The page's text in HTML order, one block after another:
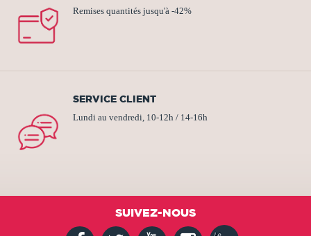
Remises quantités jusqu'à -42%
SERVICE CLIENT
Lundi au vendredi, 10-12h / 14-16h
SUIVEZ-NOUS